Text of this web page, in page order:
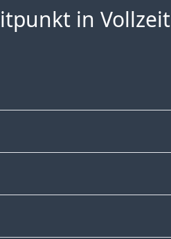
in Vollzeit